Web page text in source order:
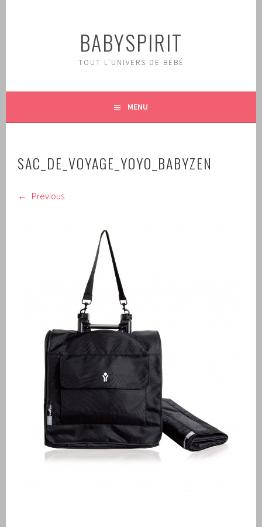
BABYSPIRIT
TOUT L'UNIVERS DE BÉBÉ
MENU
SAC_DE_VOYAGE_YOYO_BABYZEN
Previous